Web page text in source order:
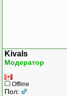
Kivals
Модератор
Offline
Пол: